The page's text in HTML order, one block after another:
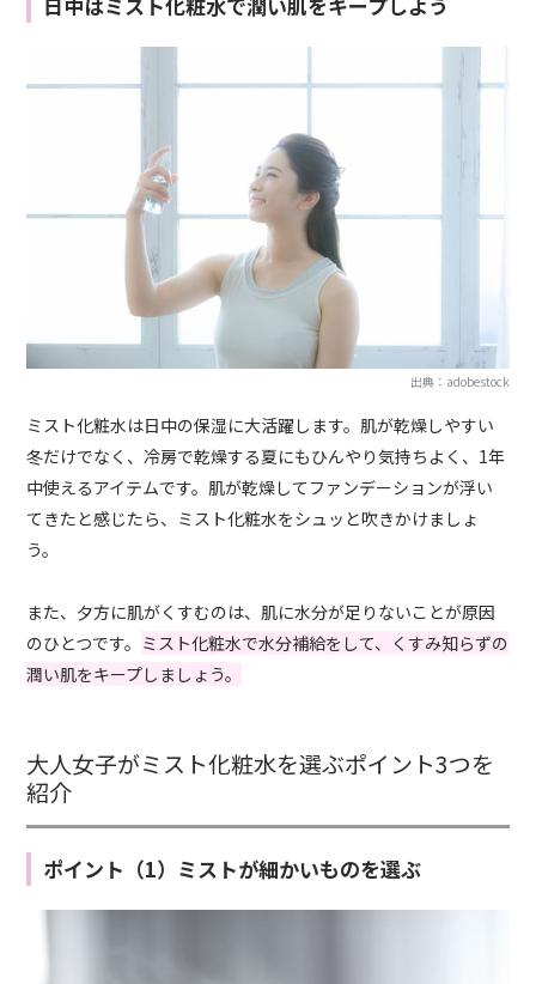
出典：adobestock
ミスト化粧水は日中の保湿に大活躍します。肌が乾燥しやすい
冬だけでなく、冷房で乾燥する夏にもひんやり気持ちよく、1年
中使えるアイテムです。肌が乾燥してファンデーションが浮い
てきたと感じたら、ミスト化粧水をシュッと吹きかけましょ
う。
また、夕方に肌がくすむのは、肌に水分が足りないことが原因
のひとつです。 ミスト化粧水で水分補給をして、くすみ知らずの
潤い肌をキープしましょう。
大人女子がミスト化粧水を選ぶポイント3つを
紹介
ポイント（1）ミストが細かいものを選ぶ